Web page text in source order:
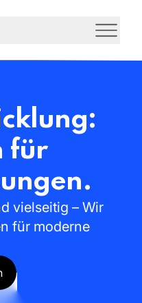
für
vielseitig – Wir
für moderne